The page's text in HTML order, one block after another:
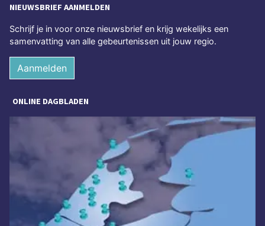
NIEUWSBRIEF AANMELDEN
Schrijf je in voor onze nieuwsbrief en krijg wekelijks een
samenvatting van alle gebeurtenissen uit jouw regio.
Aanmelden
ONLINE DAGBLADEN